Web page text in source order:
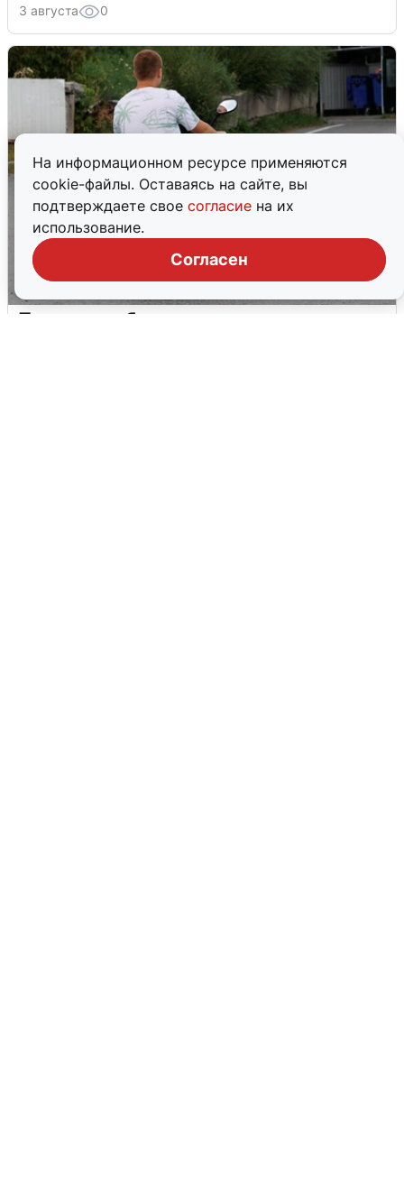
На информационном ресурсе применяются
cookie-файлы. Оставаясь на сайте, вы
подтверждаете свое согласие на их
использование.
Согласен
3 августа 0
Тюменцам бесплатно подвезут воду: